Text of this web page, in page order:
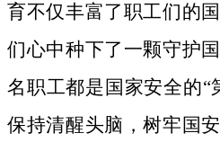
育不仅丰富了职工们的
们心中种下了一颗守护
名职工都是国家安全的“
保持清醒头脑，树牢国